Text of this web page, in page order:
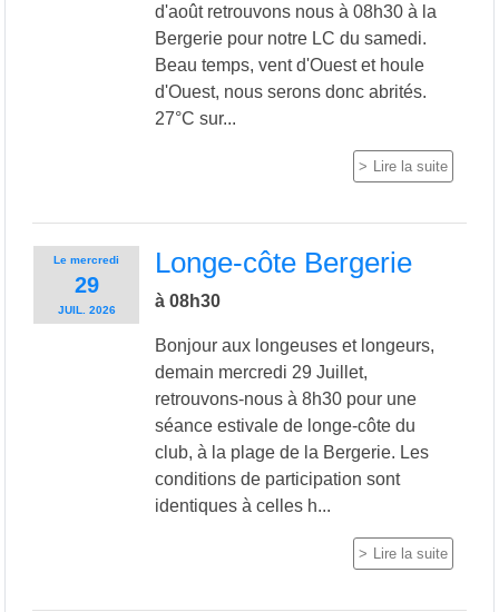
d'août retrouvons nous à 08h30 à la
Bergerie pour notre LC du samedi.
Beau temps, vent d'Ouest et houle
d'Ouest, nous serons donc abrités.
27°C sur...
Lire la suite
Lemercredi
29
JUIL. 2026
Longe-côte Bergerie
à 08h30
Bonjour aux longeuses et longeurs,
demain mercredi 29 Juillet,
retrouvons-nous à 8h30 pour une
séance estivale de longe-côte du
club, à la plage de la Bergerie. Les
conditions de participation sont
identiques à celles h...
Lire la suite